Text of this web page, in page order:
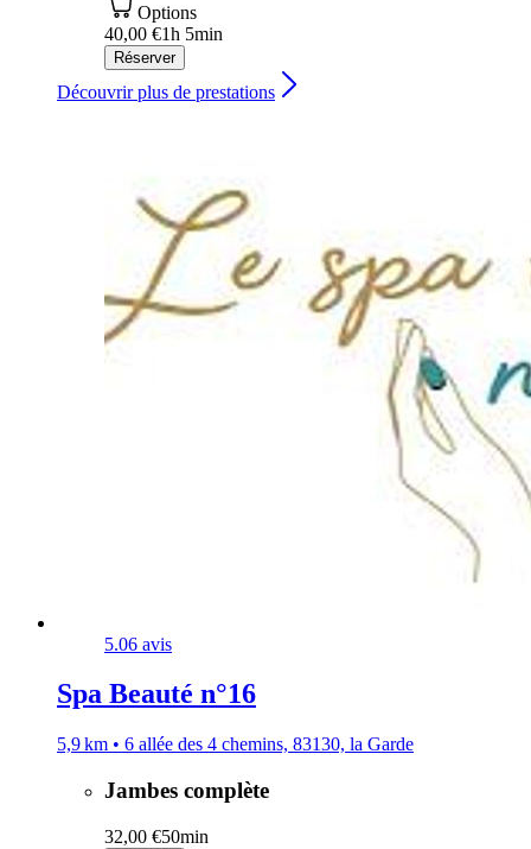
Options
40,00 €1h 5min
Réserver
Découvrir plus de prestations
5.06 avis
Spa Beauté n°16
5,9 km • 6 allée des 4 chemins, 83130, la Garde
Jambes complète
32,00 €50min